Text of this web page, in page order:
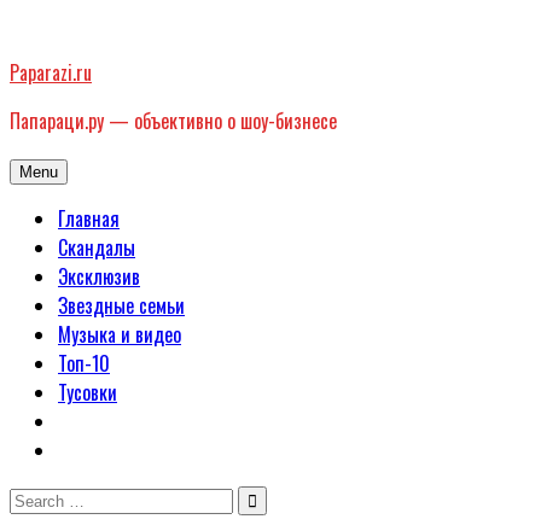
content
Paparazi.ru
Папараци.ру — объективно о шоу-бизнесе
Menu
Главная
Скандалы
Эксклюзив
Звездные семьи
Музыка и видео
Топ-10
Тусовки
Search